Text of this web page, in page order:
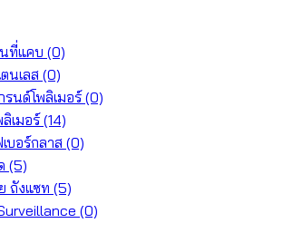
ที่แคบ (0)
นเลส (0)
นด์โพลิเมอร์(0)
เมอร์(14)
บอร์กลาส (0)
(5)
ถังแซท (5)
(0)